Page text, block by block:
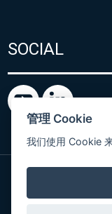
SOCIAL
管理 Cookie
我们使用 Cookie